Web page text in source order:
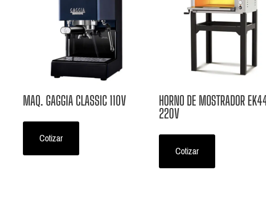
MAQ. GAGGIA CLASSIC 110V
Cotizar
HORNO DE MOSTRADOR
220V
Cotizar